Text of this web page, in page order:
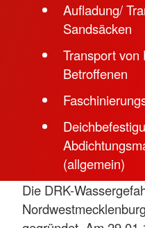
Aufladung/
Sandsäcken
Transport von
Betroffenen
(allgemein)
Die DRK-